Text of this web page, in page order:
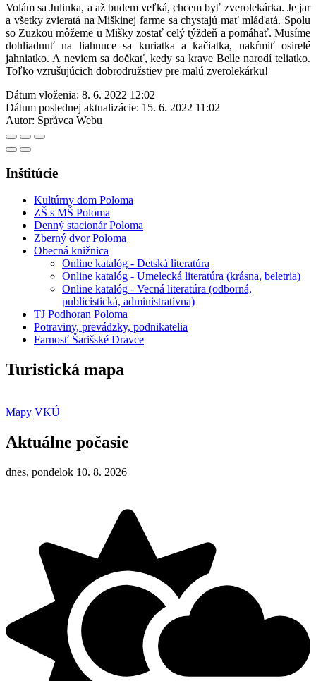
Volám sa Julinka, a až budem veľká, chcem byť zverolekárka. Je jar
a všetky zvieratá na Miškinej farme sa chystajú mať mláďatá. Spolu
so Zuzkou môžeme u Mišky zostať celý týždeň a pomáhať. Musíme
dohliadnuť na liahnuce sa kuriatka a kačiatka, nakŕmiť osirelé
jahniatko. A neviem sa dočkať, kedy sa krave Belle narodí teliatko.
Toľko vzrušujúcich dobrodružstiev pre malú zverolekárku!
Dátum vloženia: 8. 6. 2022 12:02
Dátum poslednej aktualizácie: 15. 6. 2022 11:02
Autor: Správca Webu
Inštitúcie
Kultúrny dom Poloma
ZŠ s MŠ Poloma
Denný stacionár Poloma
Zberný dvor Poloma
Obecná knižnica
Online katalóg - Detská literatúra
Online katalóg - Umelecká literatúra (krásna, beletria)
Online katalóg - Vecná literatúra (odborná,
publicistická, administratívna)
TJ Podhoran Poloma
Potraviny, prevádzky, podnikatelia
Farnosť Šarišské Dravce
Turistická mapa
Mapy VKÚ
Aktuálne počasie
dnes, pondelok 10. 8. 2026